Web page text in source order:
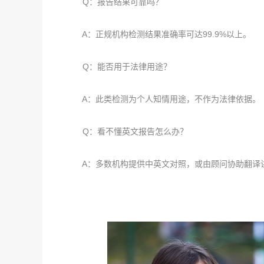
A：正规机构检测结果准确率可达99.9%以上。
Q：能否用于法律用途？
A：此类检测为个人知情用途，不作为法律依据。
Q：看不懂英文报告怎么办？
A：多数机构提供中英文对照，或由顾问协助翻译